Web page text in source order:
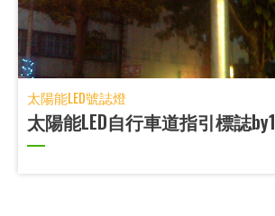
太陽能LED號誌燈
太陽能LED自行車道指引標誌by1